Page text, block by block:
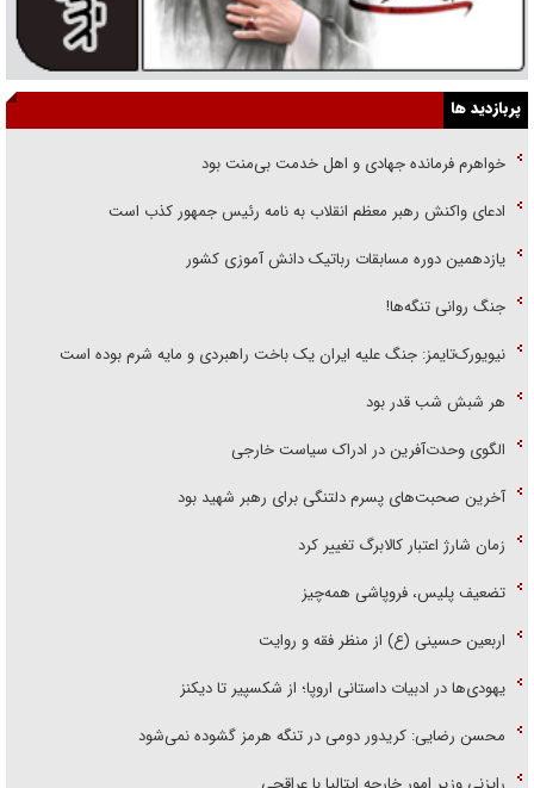
پربازدید ها
خواهرم فرمانده جهادی و اهل خدمت بی‌منت بود
ادعای واکنش رهبر معظم انقلاب به نامه رئیس جمهور کذب است
یازدهمین دوره مسابقات رباتیک دانش آموزی کشور
جنگ روانی تنگه‌ها!
نیویورک‌تایمز: جنگ علیه ایران یک باخت راهبردی و مایه شرم بوده است
هر شبش شب قدر بود
الگوی وحدت‌آفرین در ادراک سیاست خارجی
آخرین صحبت‌های پسرم دلتنگی برای رهبر شهید بود
زمان شارژ اعتبار کالابرگ تغییر کرد
تضعیف پلیس، فروپاشی همه‌چیز
اربعین حسینی (ع) از منظر فقه و روایت
یهودی‌ها در ادبیات داستانی اروپا؛ از شکسپیر تا دیکنز
محسن رضایی: کریدور دومی در تنگه هرمز گشوده نمی‌شود